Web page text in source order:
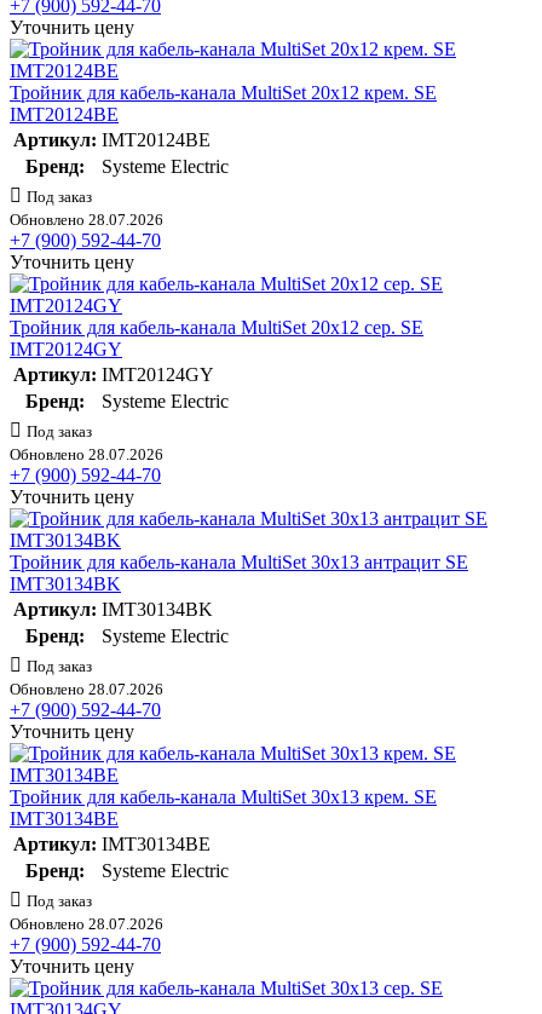
+7 (900) 592-44-70
Уточнить цену
Тройник для кабель-канала MultiSet 20х12 крем. SE
IMT20124BE
Артикул: IMT20124BE
Бренд:
Systeme Electric
Под заказ
Обновлено 28.07.2026
+7 (900) 592-44-70
Уточнить цену
Тройник для кабель-канала MultiSet 20х12 сер. SE
IMT20124GY
Артикул: IMT20124GY
Бренд:
Systeme Electric
Под заказ
Обновлено 28.07.2026
+7 (900) 592-44-70
Уточнить цену
Тройник для кабель-канала MultiSet 30х13 антрацит SE
IMT30134BK
Артикул: IMT30134BK
Бренд:
Systeme Electric
Под заказ
Обновлено 28.07.2026
+7 (900) 592-44-70
Уточнить цену
Тройник для кабель-канала MultiSet 30х13 крем. SE
IMT30134BE
Артикул: IMT30134BE
Бренд:
Systeme Electric
Под заказ
Обновлено 28.07.2026
+7 (900) 592-44-70
Уточнить цену